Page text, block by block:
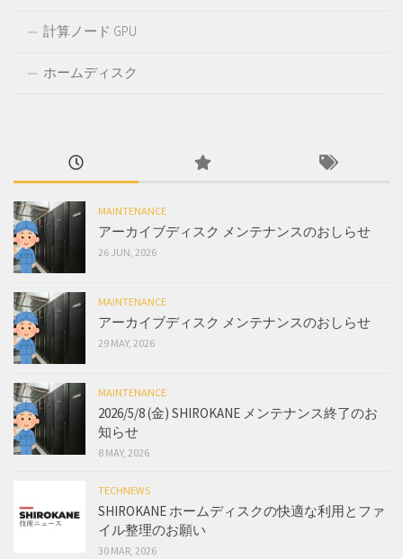
計算ノード GPU
ホームディスク
MAINTENANCE
アーカイブディスク メンテナンスのおしらせ
26 JUN, 2026
MAINTENANCE
アーカイブディスク メンテナンスのおしらせ
29 MAY, 2026
MAINTENANCE
2026/5/8 (金) SHIROKANE メンテナンス終了のお
知らせ
8 MAY, 2026
TECHNEWS
SHIROKANE ホームディスクの快適な利用とファ
イル整理のお願い
30 MAR, 2026